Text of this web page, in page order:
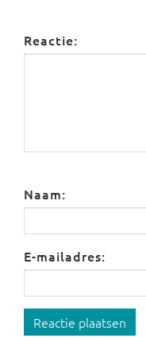
Reactie:
Naam:
E-mailadres:
Reactie plaatsen